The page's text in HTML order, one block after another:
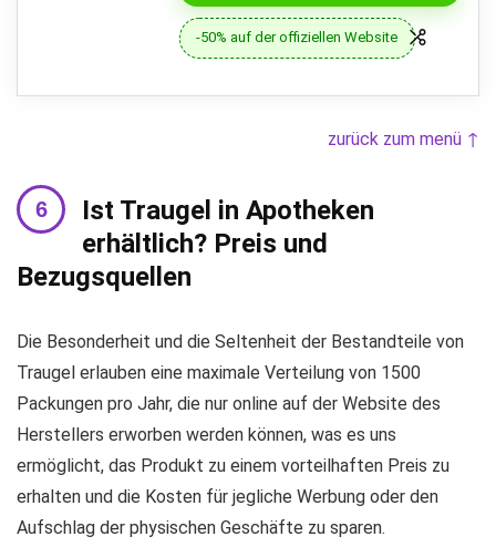
-50% auf der offiziellen Website
zurück zum menü ↑
Ist Traugel in Apotheken
erhältlich? Preis und
Bezugsquellen
Die Besonderheit und die Seltenheit der Bestandteile von
Traugel erlauben eine maximale Verteilung von 1500
Packungen pro Jahr, die nur online auf der Website des
Herstellers erworben werden können, was es uns
ermöglicht, das Produkt zu einem vorteilhaften Preis zu
erhalten und die Kosten für jegliche Werbung oder den
Aufschlag der physischen Geschäfte zu sparen.